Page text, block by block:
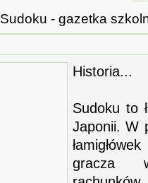
Sudoku - gazetka
Historia...
Sudoku to
Japonii. W
gracza